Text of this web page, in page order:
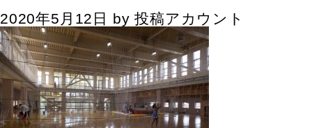
2020年5月12日 by投稿アカウント